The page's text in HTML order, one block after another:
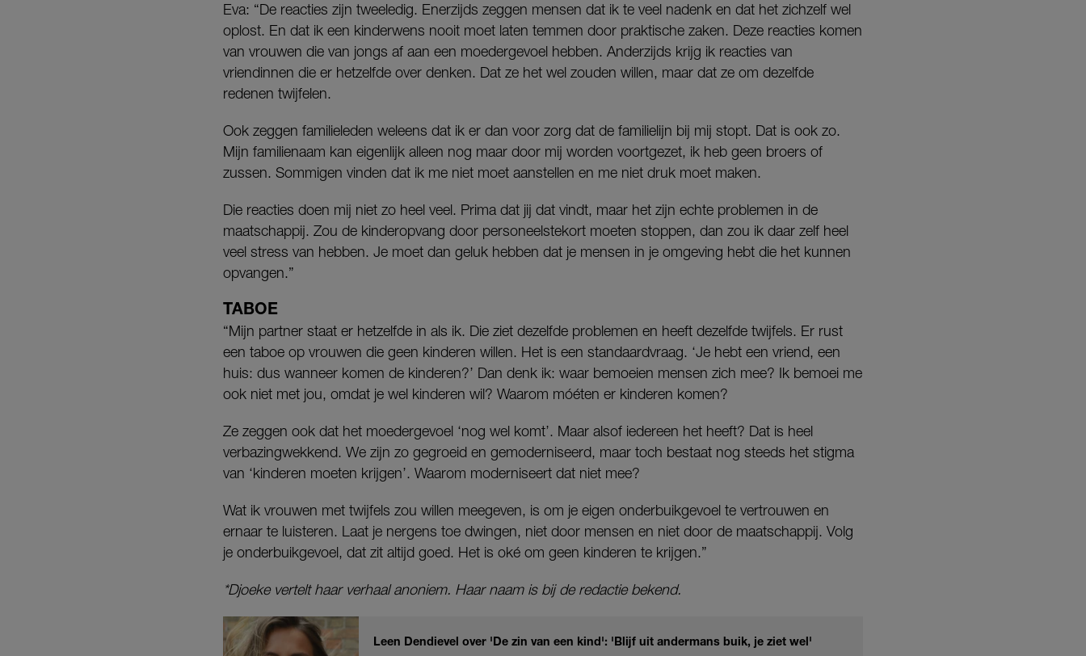
Eva: “De reacties zijn tweeledig. Enerzijds zeggen mensen dat ik te veel nadenk en dat het zichzelf wel
oplost. En dat ik een kinderwens nooit moet laten temmen door praktische zaken. Deze reacties komen
van vrouwen die van jongs af aan een moedergevoel hebben. Anderzijds krijg ik reacties van
vriendinnen die er hetzelfde over denken. Dat ze het wel zouden willen, maar dat ze om dezelfde
redenen twijfelen.
Ook zeggen familieleden weleens dat ik er dan voor zorg dat de familielijn bij mij stopt. Dat is ook zo.
Mijn familienaam kan eigenlijk alleen nog maar door mij worden voortgezet, ik heb geen broers of
zussen. Sommigen vinden dat ik me niet moet aanstellen en me niet druk moet maken.
Die reacties doen mij niet zo heel veel. Prima dat jij dat vindt, maar het zijn echte problemen in de
maatschappij. Zou de kinderopvang door personeelstekort moeten stoppen, dan zou ik daar zelf heel
veel stress van hebben. Je moet dan geluk hebben dat je mensen in je omgeving hebt die het kunnen
opvangen.”
TABOE
“Mijn partner staat er hetzelfde in als ik. Die ziet dezelfde problemen en heeft dezelfde twijfels. Er rust
een taboe op vrouwen die geen kinderen willen. Het is een standaardvraag. ‘Je hebt een vriend, een
huis: dus wanneer komen de kinderen?’ Dan denk ik: waar bemoeien mensen zich mee? Ik bemoei me
ook niet met jou, omdat je wel kinderen wil? Waarom móéten er kinderen komen?
Ze zeggen ook dat het moedergevoel ‘nog wel komt’. Maar alsof iedereen het heeft? Dat is heel
verbazingwekkend. We zijn zo gegroeid en gemoderniseerd, maar toch bestaat nog steeds het stigma
van ‘kinderen moeten krijgen’. Waarom moderniseert dat niet mee?
Wat ik vrouwen met twijfels zou willen meegeven, is om je eigen onderbuikgevoel te vertrouwen en
ernaar te luisteren. Laat je nergens toe dwingen, niet door mensen en niet door de maatschappij. Volg
je onderbuikgevoel, dat zit altijd goed. Het is oké om geen kinderen te krijgen.”
*Djoeke vertelt haar verhaal anoniem. Haar naam is bij de redactie bekend.
Leen Dendievel over 'De zin van een kind': 'Blijf uit andermans buik, je ziet wel'